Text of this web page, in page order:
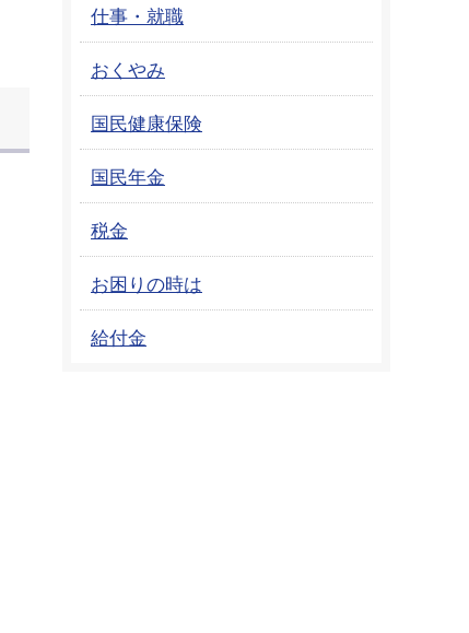
仕事・就職
おくやみ
国民健康保険
国民年金
税金
お困りの時は
給付金